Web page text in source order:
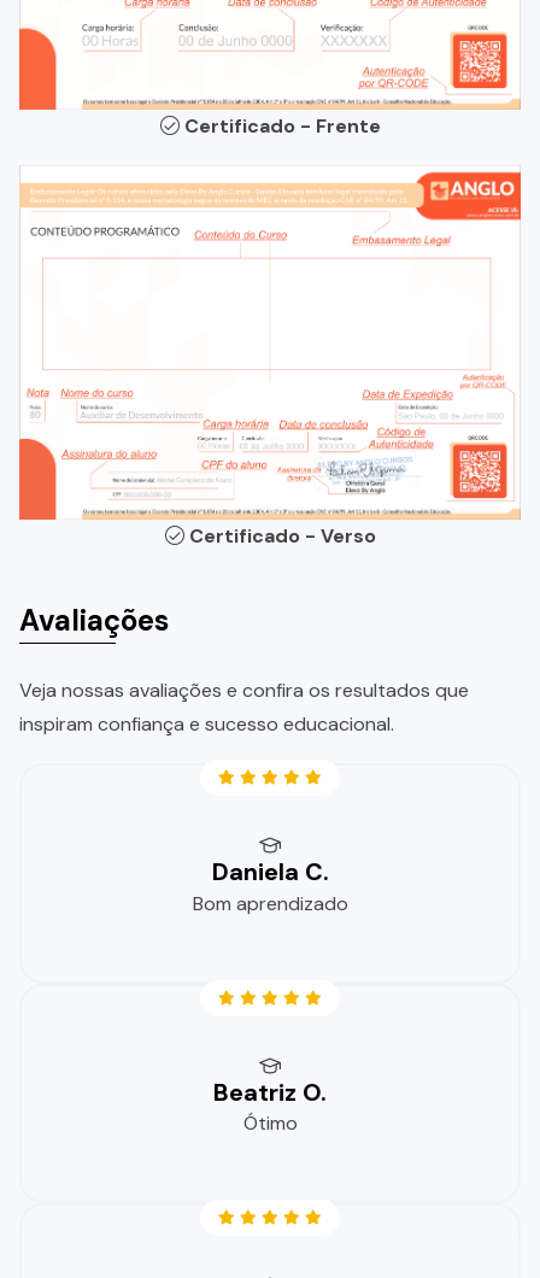
Certificado - Frente
Certificado - Verso
Avaliações
Veja nossas avaliações e confira os resultados que
inspiram confiança e sucesso educacional.
Daniela C.
Bom aprendizado
Beatriz O.
Ótimo